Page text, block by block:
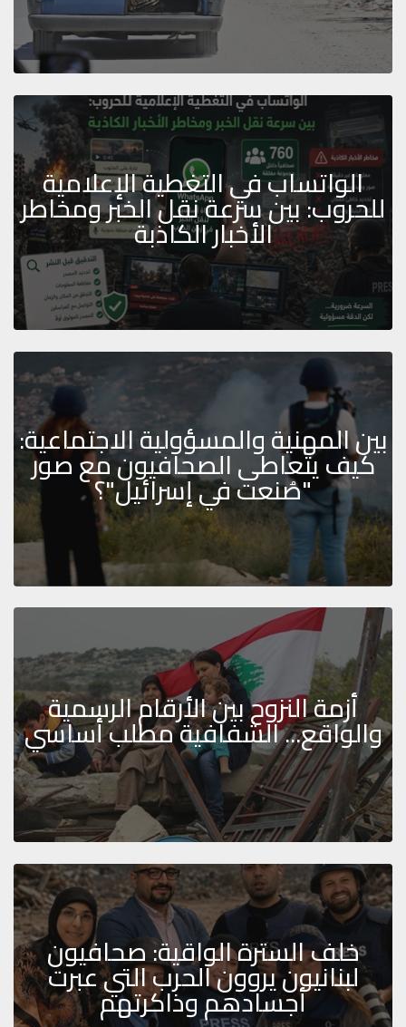
الواتساب في التغطية الإعلامية
للحروب: بين سرعة نقل الخبر ومخاطر
الأخبار الكاذبة
بين المهنية والمسؤولية الاجتماعية:
كيف يتعاطى الصحافيون مع صور
"صُنعت في إسرائيل"؟
أزمة النزوح بين الأرقام الرسمية
والواقع... الشفافية مطلب أساسي
خلف السترة الواقية: صحافيون
لبنانيون يروون الحرب التي عبرت
أجسادهم وذاكرتهم